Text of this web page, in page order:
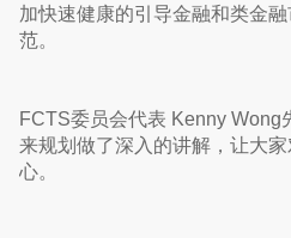
加快速健康的引导金融和类金
范。
FCTS委员会代表 Kenny Wong
来规划做了深入的讲解，让大
心。